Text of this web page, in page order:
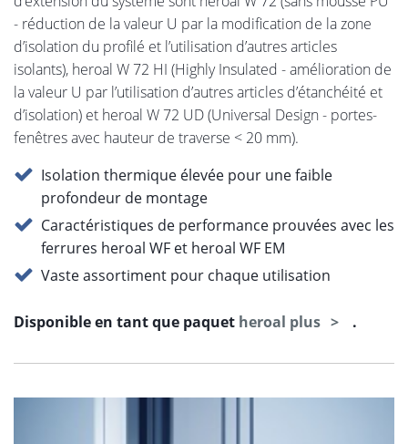
- réduction de la valeur U par la modification de la zone
d’isolation du profilé et l’utilisation d’autres articles
isolants), heroal W 72 HI (Highly Insulated - amélioration de
la valeur U par l’utilisation d’autres articles d’étanchéité et
d’isolation) et heroal W 72 UD (Universal Design - portes-
fenêtres avec hauteur de traverse < 20 mm).
Isolation thermique élevée pour une faible
profondeur de montage
Caractéristiques de performance prouvées avec les
ferrures heroal WF et heroal WF EM
Vaste assortiment pour chaque utilisation
Disponible en tant que paquet heroal plus .